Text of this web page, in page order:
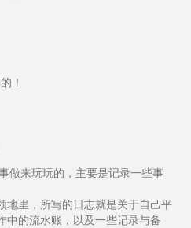
！
做来玩玩的，主要是记录一些事
地里，所写的日志就是关于自己平
中的流水账，以及一些记录与备